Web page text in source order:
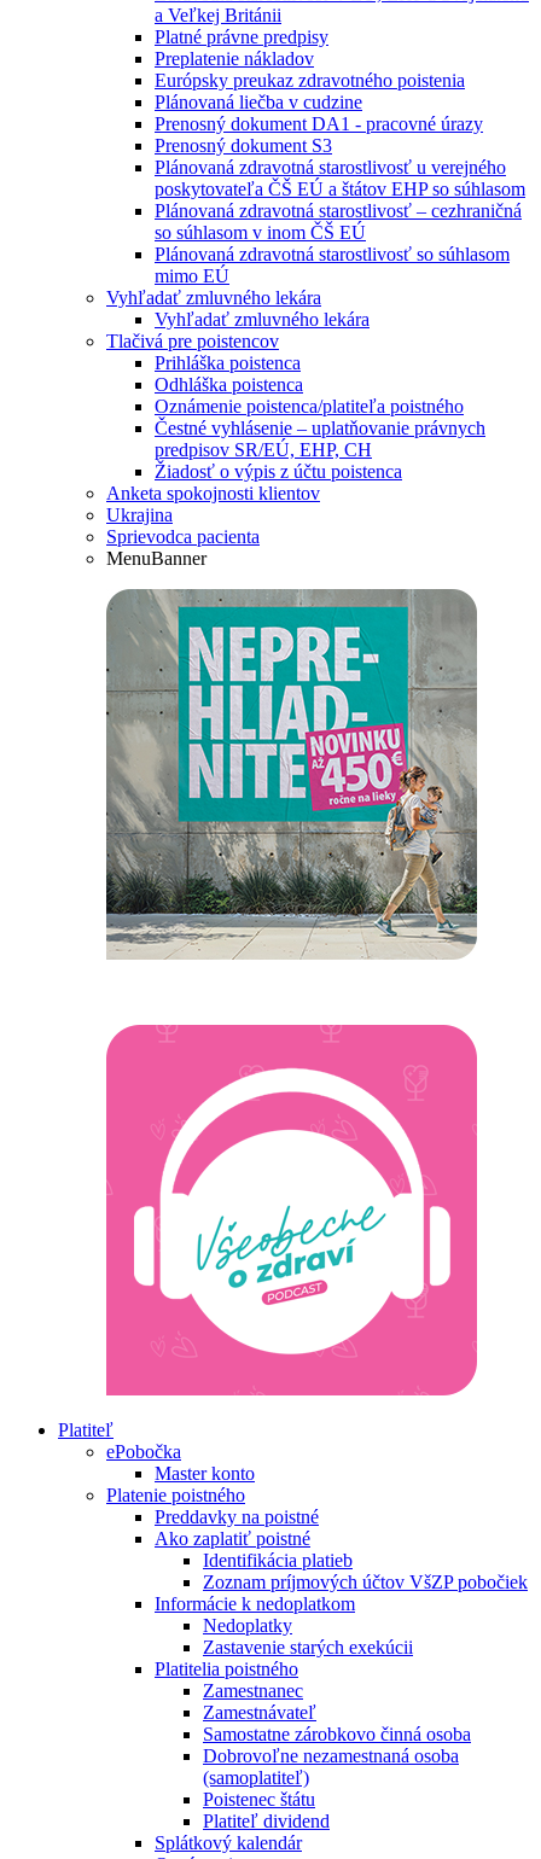
a Veľkej Británii
Platné právne predpisy
Preplatenie nákladov
Európsky preukaz zdravotného poistenia
Plánovaná liečba v cudzine
Prenosný dokument DA1 - pracovné úrazy
Prenosný dokument S3
Plánovaná zdravotná starostlivosť u verejného
poskytovateľa ČŠ EÚ a štátov EHP so súhlasom
Plánovaná zdravotná starostlivosť – cezhraničná
so súhlasom v inom ČŠ EÚ
Plánovaná zdravotná starostlivosť so súhlasom
mimo EÚ
Vyhľadať zmluvného lekára
Vyhľadať zmluvného lekára
Tlačivá pre poistencov
Prihláška poistenca
Odhláška poistenca
Oznámenie poistenca/platiteľa poistného
Čestné vyhlásenie – uplatňovanie právnych
predpisov SR/EÚ, EHP, CH
Žiadosť o výpis z účtu poistenca
Anketa spokojnosti klientov
Ukrajina
Sprievodca pacienta
MenuBanner
Platiteľ
ePobočka
Master konto
Platenie poistného
Preddavky na poistné
Ako zaplatiť poistné
Identifikácia platieb
Zoznam príjmových účtov VšZP pobočiek
Informácie k nedoplatkom
Nedoplatky
Zastavenie starých exekúcii
Platitelia poistného
Zamestnanec
Zamestnávateľ
Samostatne zárobkovo činná osoba
Dobrovoľne nezamestnaná osoba
(samoplatiteľ)
Poistenec štátu
Platiteľ dividend
Splátkový kalendár